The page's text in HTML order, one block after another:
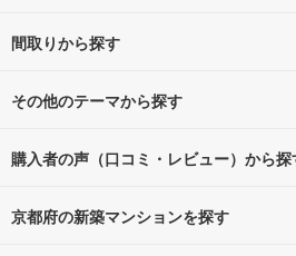
二条（2）
京都市営地下鉄烏丸線
京都市営地下鉄烏丸線すべての駅（
四条（2）
4,000万円以下（2）
6,000万円以下（23）
8,000万円以下（26） 1億
間取りから探す
1LDK（27）
3LDK（34）
その他のテーマから探す
新発表・建設予定
駅近・駅徒歩5分以内
購入者の声（口コミ・レビュー）から探
政令指定都市
京都府の新築マンションを探す